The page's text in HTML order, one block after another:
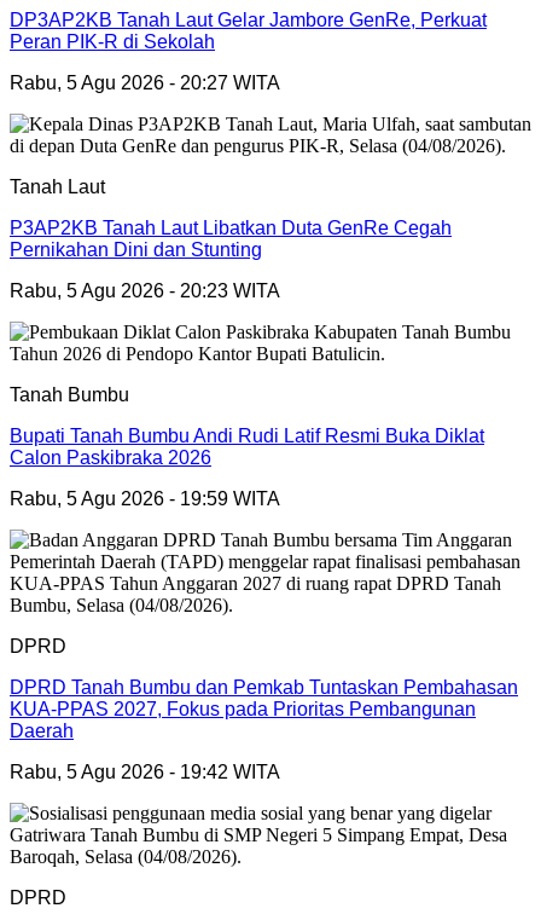
DP3AP2KB Tanah Laut Gelar Jambore GenRe, Perkuat
Peran PIK-R di Sekolah
Rabu, 5 Agu 2026 - 20:27 WITA
Tanah Laut
P3AP2KB Tanah Laut Libatkan Duta GenRe Cegah
Pernikahan Dini dan Stunting
Rabu, 5 Agu 2026 - 20:23 WITA
Tanah Bumbu
Bupati Tanah Bumbu Andi Rudi Latif Resmi Buka Diklat
Calon Paskibraka 2026
Rabu, 5 Agu 2026 - 19:59 WITA
DPRD
DPRD Tanah Bumbu dan Pemkab Tuntaskan Pembahasan
KUA-PPAS 2027, Fokus pada Prioritas Pembangunan
Daerah
Rabu, 5 Agu 2026 - 19:42 WITA
DPRD